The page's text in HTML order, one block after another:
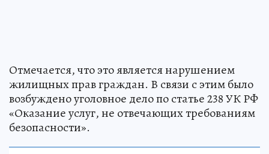
Отмечается, что это является нарушением
жилищных прав граждан. В связи с этим было
возбуждено уголовное дело по статье 238 УК РФ
«Оказание услуг, не отвечающих требованиям
безопасности».